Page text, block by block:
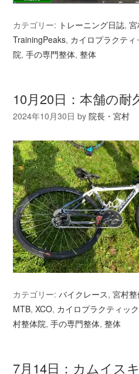
カテゴリー: トレーニング日誌,
TrainingPeaks, カイロプラクティ
院,手の専門整体,整体
10月20日：本舗の耐
2024年10月30日 by院長・宮村
カテゴリー:バイクレース,宮村
MTB,XCO, カイロプラクティック
村整体院,手の専門整体,整体
7月14日：カムイス